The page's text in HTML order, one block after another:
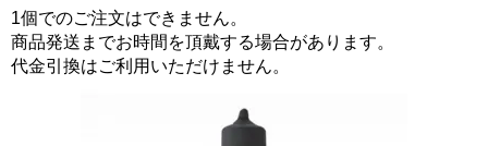
1個でのご注文はできません。
商品発送までお時間を頂戴する場合があります。
代金引換はご利用いただけません。